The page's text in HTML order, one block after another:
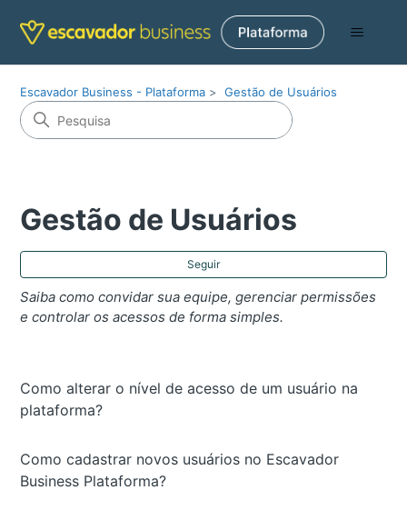
Escavador Business - Plataforma Gestão de Usuários
Gestão de Usuários
Seguir
Saiba como convidar sua equipe, gerenciar permissões
e controlar os acessos de forma simples.
Como alterar o nível de acesso de um usuário na
plataforma?
Como cadastrar novos usuários no Escavador
Business Plataforma?